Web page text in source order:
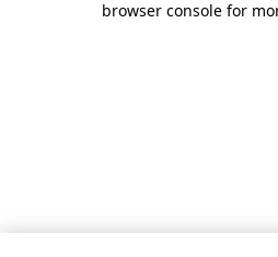
browser console for